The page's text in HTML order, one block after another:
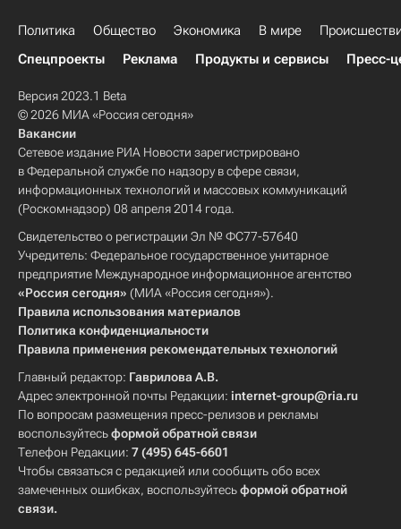
Политика Общество Экономика В мире
Спецпроекты
Реклама Продукты и сервисы Пресс-
Версия 2023.1 Beta
© 2026 МИА «Россия сегодня»
Вакансии
Сетевое издание РИА Новости зарегистрировано
в Федеральной службе по надзору в сфере связи,
информационных технологий и массовых коммуникаций
(Роскомнадзор) 08 апреля 2014 года.
Свидетельство о регистрации Эл № ФС77-57640
Учредитель: Федеральное государственное унитарное
предприятие Международное информационное агентство
«Россия сегодня» (МИА «Россия сегодня»).
Правила использования материалов
Политика конфиденциальности
Правила применения рекомендательных технологий
Главный редактор: Гаврилова А.В.
Адрес электронной почты Редакции: internet-group@ria.ru
По вопросам размещения пресс-релизов и рекламы
воспользуйтесьформой обратной связи
Телефон Редакции: 7 (495) 645-6601
Чтобы связаться с редакцией или сообщить обо всех
замеченных ошибках, воспользуйтесьформой обратной
связи.